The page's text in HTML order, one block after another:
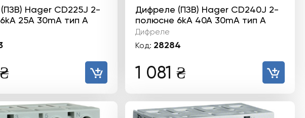
Hager CD225J 2-
25А 30mA тип А
₴
Дифреле (ПЗВ) Hager CD240J 2-
полюсне 6kА 40А 30mA тип А
Дифреле
Код: 28284
1 081₴